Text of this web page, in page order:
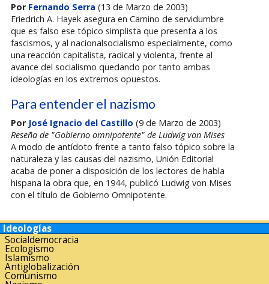
Por Fernando Serra (13 de Marzo de 2003)
Friedrich A. Hayek asegura en Camino de servidumbre
que es falso ese tópico simplista que presenta a los
fascismos, y al nacionalsocialismo especialmente, como
una reacción capitalista, radical y violenta, frente al
avance del socialismo quedando por tanto ambas
ideologías en los extremos opuestos.
Para entender el nazismo
Por José Ignacio del Castillo (9 de Marzo de 2003)
Reseña de "Gobierno omnipotente" de Ludwig von Mises
A modo de antídoto frente a tanto falso tópico sobre la
naturaleza y las causas del nazismo, Unión Editorial
acaba de poner a disposición de los lectores de habla
hispana la obra que, en 1944, publicó Ludwig von Mises
con el título de Gobierno Omnipotente.
Ideologías
Socialdemocracia
Ecologismo
Islamismo
Antiglobalización
Comunismo